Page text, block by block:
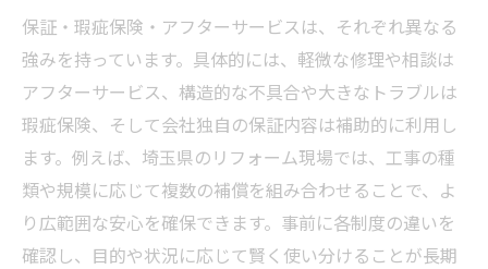
保証・瑕疵保険・アフターサービスは、それぞれ異なる
強みを持っています。具体的には、軽微な修理や相談は
アフターサービス、構造的な不具合や大きなトラブルは
瑕疵保険、そして会社独自の保証内容は補助的に利用し
ます。例えば、埼玉県のリフォーム現場では、工事の種
類や規模に応じて複数の補償を組み合わせることで、よ
り広範囲な安心を確保できます。事前に各制度の違いを
確認し、目的や状況に応じて賢く使い分けることが長期